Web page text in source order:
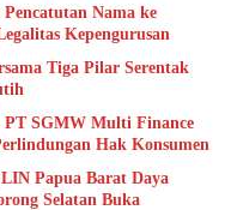
Nama ke
Kepengurusan
Tiga Pilar Serentak
SGMW Multi Finance
Hak Konsumen
Papua Barat Daya
Selatan Buka